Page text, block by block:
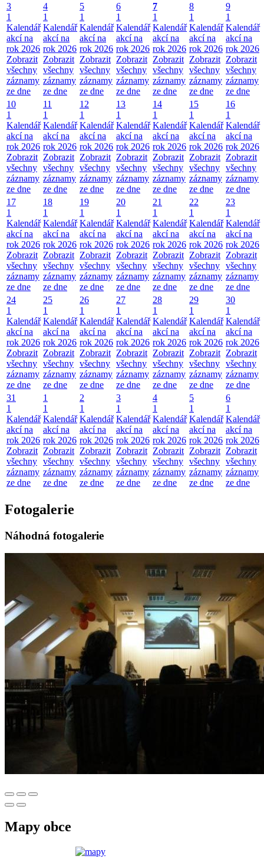
3
1
Kalendář
akcí na
rok 2026
Zobrazit
všechny
záznamy
ze dne
4
1
Kalendář
akcí na
rok 2026
Zobrazit
všechny
záznamy
ze dne
5
1
Kalendář
akcí na
rok 2026
Zobrazit
všechny
záznamy
ze dne
6
1
Kalendář
akcí na
rok 2026
Zobrazit
všechny
záznamy
ze dne
7
1
Kalendář
akcí na
rok 2026
Zobrazit
všechny
záznamy
ze dne
8
1
Kalendář
akcí na
rok 2026
Zobrazit
všechny
záznamy
ze dne
9
1
Kalendář
akcí na
rok 2026
Zobrazit
všechny
záznamy
ze dne
10
1
Kalendář
akcí na
rok 2026
Zobrazit
všechny
záznamy
ze dne
11
1
Kalendář
akcí na
rok 2026
Zobrazit
všechny
záznamy
ze dne
12
1
Kalendář
akcí na
rok 2026
Zobrazit
všechny
záznamy
ze dne
13
1
Kalendář
akcí na
rok 2026
Zobrazit
všechny
záznamy
ze dne
14
1
Kalendář
akcí na
rok 2026
Zobrazit
všechny
záznamy
ze dne
15
1
Kalendář
akcí na
rok 2026
Zobrazit
všechny
záznamy
ze dne
16
1
Kalendář
akcí na
rok 2026
Zobrazit
všechny
záznamy
ze dne
17
1
Kalendář
akcí na
rok 2026
Zobrazit
všechny
záznamy
ze dne
18
1
Kalendář
akcí na
rok 2026
Zobrazit
všechny
záznamy
ze dne
19
1
Kalendář
akcí na
rok 2026
Zobrazit
všechny
záznamy
ze dne
20
1
Kalendář
akcí na
rok 2026
Zobrazit
všechny
záznamy
ze dne
21
1
Kalendář
akcí na
rok 2026
Zobrazit
všechny
záznamy
ze dne
22
1
Kalendář
akcí na
rok 2026
Zobrazit
všechny
záznamy
ze dne
23
1
Kalendář
akcí na
rok 2026
Zobrazit
všechny
záznamy
ze dne
24
1
Kalendář
akcí na
rok 2026
Zobrazit
všechny
záznamy
ze dne
25
1
Kalendář
akcí na
rok 2026
Zobrazit
všechny
záznamy
ze dne
26
1
Kalendář
akcí na
rok 2026
Zobrazit
všechny
záznamy
ze dne
27
1
Kalendář
akcí na
rok 2026
Zobrazit
všechny
záznamy
ze dne
28
1
Kalendář
akcí na
rok 2026
Zobrazit
všechny
záznamy
ze dne
29
1
Kalendář
akcí na
rok 2026
Zobrazit
všechny
záznamy
ze dne
30
1
Kalendář
akcí na
rok 2026
Zobrazit
všechny
záznamy
ze dne
31
1
Kalendář
akcí na
rok 2026
Zobrazit
všechny
záznamy
ze dne
1
1
Kalendář
akcí na
rok 2026
Zobrazit
všechny
záznamy
ze dne
2
1
Kalendář
akcí na
rok 2026
Zobrazit
všechny
záznamy
ze dne
3
1
Kalendář
akcí na
rok 2026
Zobrazit
všechny
záznamy
ze dne
4
1
Kalendář
akcí na
rok 2026
Zobrazit
všechny
záznamy
ze dne
5
1
Kalendář
akcí na
rok 2026
Zobrazit
všechny
záznamy
ze dne
6
1
Kalendář
akcí na
rok 2026
Zobrazit
všechny
záznamy
ze dne
Fotogalerie
Náhodná fotogalerie
Mapy obce